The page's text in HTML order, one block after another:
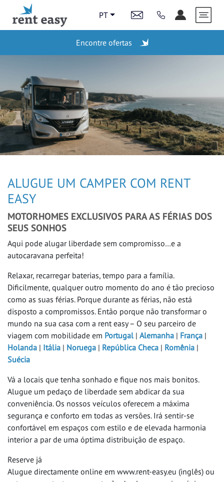
Encontre ofertas
PT
ESTAÇÕES
LAST MINUTE
VEÍCULOS
VIDEOS
AJUDA E INFORMAÇÕES
Sobre a rent easy
Contacto
Política de Privacidade
Impressão
T&C e downloads
FAQ
ALUGUE UM CAMPER COM RENT
EASY
MOTORHOMES EXCLUSIVOS PARA AS FÉRIAS DOS
SEUS SONHOS
Aqui pode alugar liberdade sem compromisso…e a
autocaravana perfeita!
Relaxar, recarregar baterias, tempo para a família.
Dificilmente, qualquer outro momento do ano é tão precioso
como as suas férias. Porque durante as férias, não está
disposto a compromissos. Então porque não transformar o
mundo na sua casa com a rent easy – O seu parceiro de
viagem com mobilidade em Portugal| Alemanha | França |
Holanda | Itália | Noruega | República Checa | Romênia |
Suécia
Vá a locais que tenha sonhado e fique nos mais bonitos.
Alugue um pedaço de liberdade sem abdicar da sua
conveniência. Os nossos veículos oferecem a máxima
segurança e conforto em todas as versões. Irá sentir-se
confortável em espaços com estilo e de elevada harmonia
interior a par de uma óptima distribuição de espaço.
Reserve já
Alugue directamente online em www.rent-easy.eu (inglês) ou